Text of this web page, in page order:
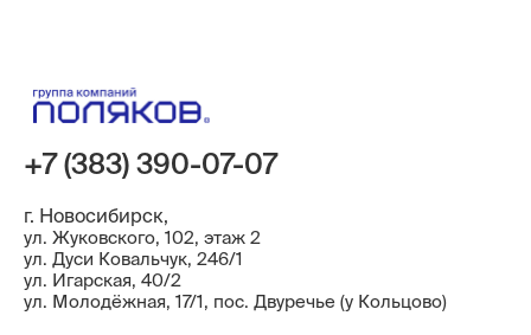
+7 (383) 390-07-07
г. Новосибирск,
ул. Жуковского, 102, этаж 2
ул. Дуси Ковальчук, 246/1
ул. ​Игарская, 40/2
ул. Молодёжная, 17/1, пос. Двуречье (у Кольцово)